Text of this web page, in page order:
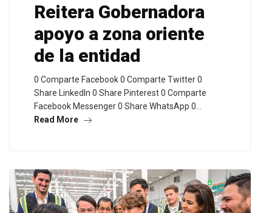
Reitera Gobernadora
apoyo a zona oriente
de la entidad
0 Comparte Facebook 0 Comparte Twitter 0
Share LinkedIn 0 Share Pinterest 0 Comparte
Facebook Messenger 0 Share WhatsApp 0…
Read More